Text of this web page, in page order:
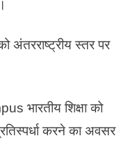
अंतरराष्ट्रीय स्तर पर
भारतीय शिक्षा को
करने का अवसर